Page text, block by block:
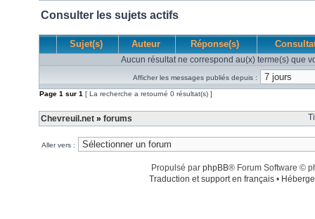
Consulter les sujets actifs
Sujet(s) Auteur Réponse(s)
Aucun résultat ne correspond au(x) terme(s) que
Afficher les messages publiés depuis :
Page 1 sur 1 [ La recherche a retourné 0 résultat(s) ]
Chevreuil.net » forums
Aller vers :
Propulsé par phpBB® Forum Software ©
Traduction et support en français •